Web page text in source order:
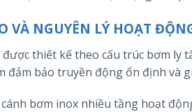
VÀ NGUYÊN LÝ HOẠT
được thiết kế theo cấu trúc bơm ly
đảm bảo truyền động ổn định và
bơm inox nhiều tầng hoạt